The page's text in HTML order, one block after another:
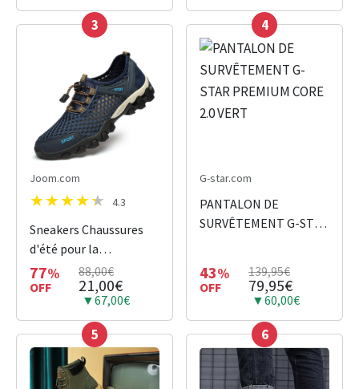
3
Joom.com
4.3
Sneakers Chaussures
d'été pour la
randonnée
77%
OFF
88,00€
21,00€
▼67,00€
4
G-star.com
PANTALON DE
SURVÊTEMENT G-STAR
43%
OFF
139,95€
79,95€
▼60,00€
5 6